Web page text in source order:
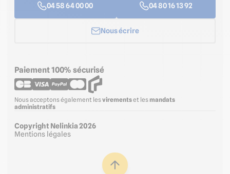
04 58 64 00 00 04 80 16 13 92
Nous écrire
Paiement 100% sécurisé
Nous acceptons également lesvirementset les mandats
administratifs
Copyright Nelinkia 2026
Mentions légales